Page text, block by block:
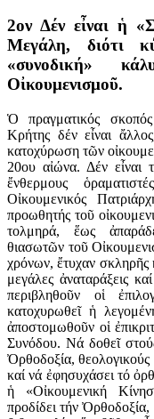
2ον Δέν εἶναι ἡ
Μεγάλη, διότι
«συνοδική»
Οἰκουμενισμοῦ.
Ὁ πραγματικός
Κρήτης δέν εἶναι
κατοχύρωση τῶν
20ου αἰώνα. Δέν εἶναι
ἔνθερμους
Οἰκουμενικός
προωθητής τοῦ
τολμηρά, ἕως
θιασωτῶν τοῦ
χρόνων, ἔτυχαν σκληρῆς
μεγάλες ἀναταράξεις
περιβληθοῦν οἱ
κατοχυρωθεῖ ἡ
ἀποστομωθοῦν οἱ
Συνόδου. Νά δοθεῖ
Ὀρθοδοξία,
καί νά ἐφησυχάσει τό
ἡ «Οἰκουμενική
προδίδει τήν